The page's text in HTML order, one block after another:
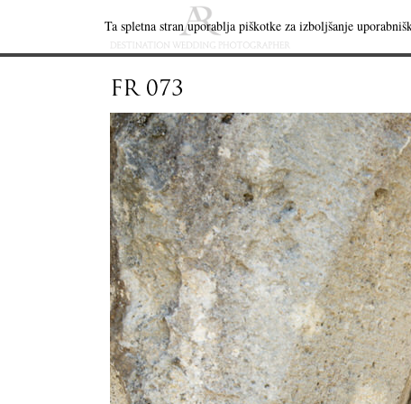
FR 073
Ta spletna stran uporablja piškotke za izboljšanje